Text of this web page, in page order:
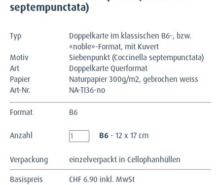
septempunctata)
Typ
Doppelkarte im klassischen B6-, bzw.
«noble»-Format, mit Kuvert
Motiv
Siebenpunkt (Coccinella septempunctata)
Art
Doppelkarte Querformat
Papier
Naturpapier 300g/m2, gebrochen weiss
Art-Nr.
NA-TI36-no
Format B6
Anzahl B6 - 12 x 17 cm
Verpackung
einzelverpackt in Cellophanhüllen
Basispreis
CHF 6.90 inkl. MwSt